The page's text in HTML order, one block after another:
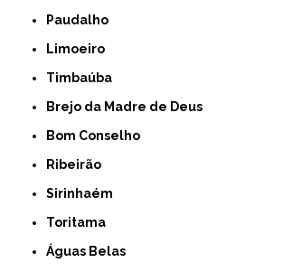
Paudalho
Limoeiro
Timbaúba
Brejo da Madre de Deus
Bom Conselho
Ribeirão
Sirinhaém
Toritama
Águas Belas